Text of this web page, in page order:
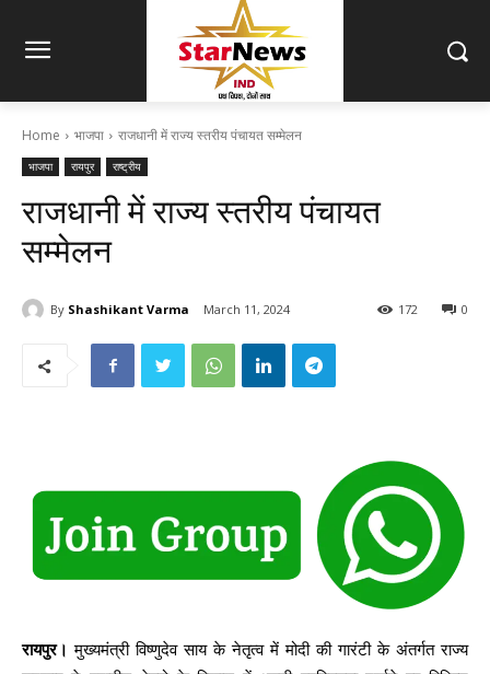
Home भाजपा राजधानी में राज्य स्तरीय पंचायत सम्मेलन
भाजपा रायपुर राष्ट्रीय
राजधानी में राज्य स्तरीय पंचायत
सम्मेलन
By Shashikant Varma March 11, 2024 0
172
रायपुर। मुख्यमंत्री विष्णुदेव साय के नेतृत्व में मोदी की गारंटी के अंतर्गत राज्य